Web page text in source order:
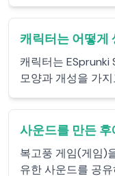
캐릭터는 어떻게
캐릭터는
모양과 개성을 가
사운드를 만든
복고풍 게임(게임)
유한 사운드를 공